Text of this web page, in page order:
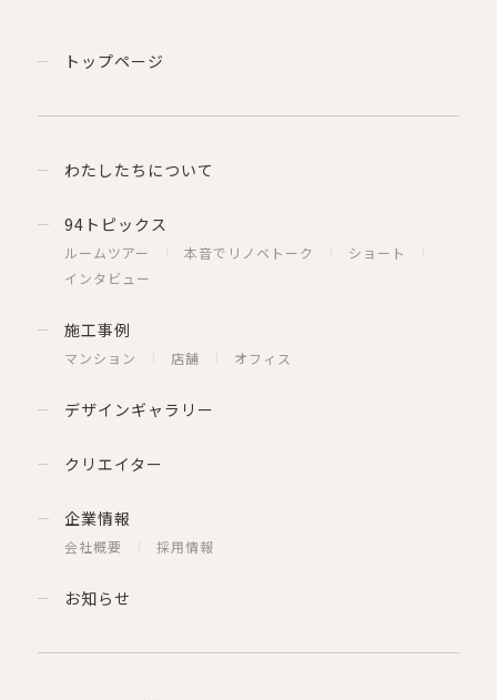
トップページ
わたしたちについて
94トピックス
ルームツアー 本音でリノベトーク
ショート
インタビュー
施工事例
マンション 店舗 オフィス
デザインギャラリー
クリエイター
企業情報
会社概要 採用情報
お知らせ